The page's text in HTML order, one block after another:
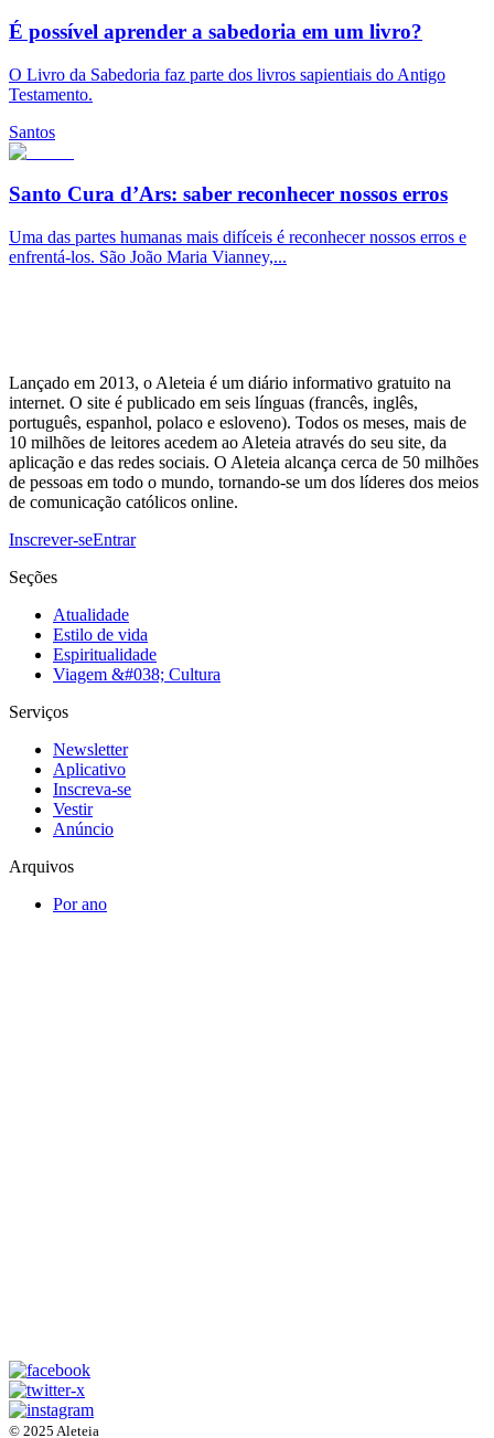
É possível aprender a sabedoria em um livro?
O Livro da Sabedoria faz parte dos livros sapientiais do Antigo
Testamento.
Santos
Santo Cura d’Ars: saber reconhecer nossos erros
Uma das partes humanas mais difíceis é reconhecer nossos erros e
enfrentá-los. São João Maria Vianney,...
Lançado em 2013, o Aleteia é um diário informativo gratuito na
internet. O site é publicado em seis línguas (francês, inglês,
português, espanhol, polaco e esloveno). Todos os meses, mais de
10 milhões de leitores acedem ao Aleteia através do seu site, da
aplicação e das redes sociais. O Aleteia alcança cerca de 50 milhões
de pessoas em todo o mundo, tornando-se um dos líderes dos meios
de comunicação católicos online.
Inscrever-seEntrar
Seções
Atualidade
Estilo de vida
Espiritualidade
Viagem &#038; Cultura
Serviços
Newsletter
Aplicativo
Inscreva-se
Vestir
Anúncio
Arquivos
Por ano
© 2025 Aleteia